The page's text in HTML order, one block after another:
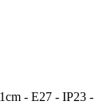
- E27 - IP23 -